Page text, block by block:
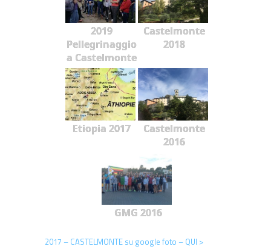
2019
Pellegrinaggio
a Castelmonte
Castelmonte
2018
Etiopia 2017
Castelmonte
2016
GMG 2016
2017 – CASTELMONTE su google foto – QUI >